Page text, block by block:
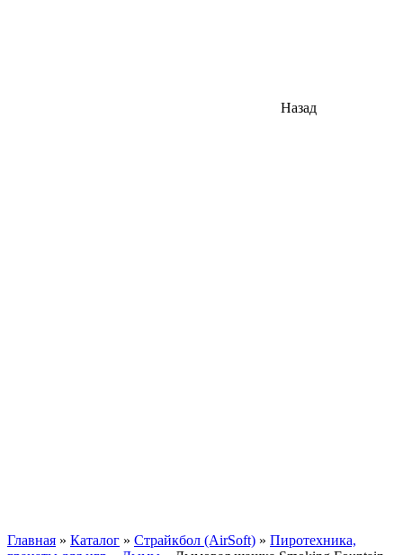
Назад
Главная » Каталог » Страйкбол (AirSoft) » Пиротехника,